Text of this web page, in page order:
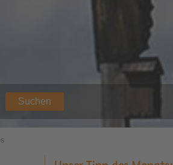
Suchen